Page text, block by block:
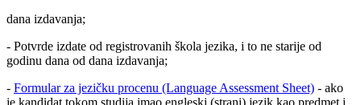
dana izdavanja;
- Potvrde izdate od registrovanih škola jezika, i to ne starije od
godinu dana od dana izdavanja;
- Formular za jezičku procenu (Language Assessment Sheet) - ako